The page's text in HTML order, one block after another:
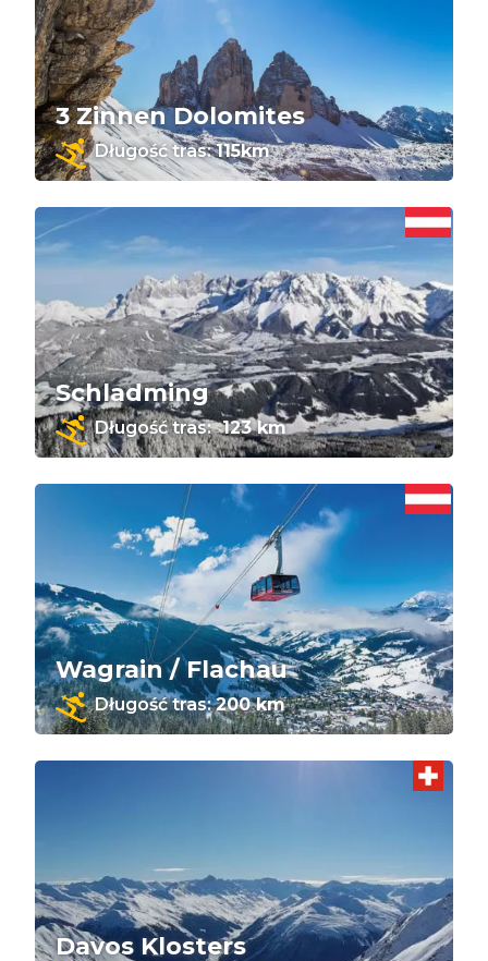
3 Zinnen Dolomites
Długość tras:115km
Schladming
Długość tras:123 km
Wagrain / Flachau
Długość tras:200 km
Davos Klosters